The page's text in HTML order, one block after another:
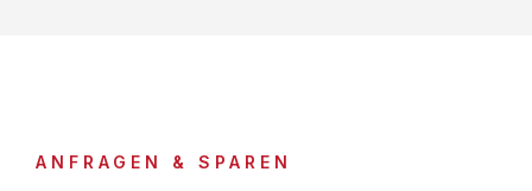
ANFRAGEN & SPAREN